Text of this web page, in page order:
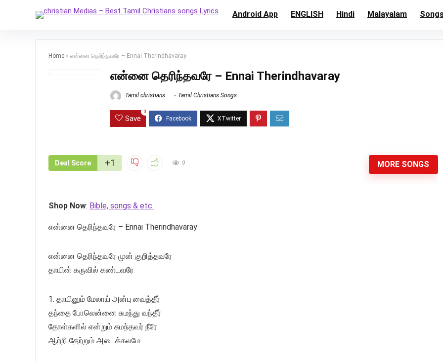
Android App ENGLISH Hindi Malayalam
Home » என்னை தெரிந்தவரே – Ennai Therindhavaray
என்னை தெரிந்தவரே – Ennai Therindhavaray
Tamil christians Tamil Christians Songs
Save
0
Deal Score +1 9 MORE SONGS
Shop Now: Bible, songs & etc
என்னை தெரிந்தவரே – Ennai Therindhavaray
என்னை தெரிந்தவரே முன் குறித்தவரே
தாயின் கருவில் கண்டவரே
1. தாயினும் மேலாய் அன்பு வைத்தீர்
தந்தை போலென்னை சுமந்து வந்தீர்
தோள்களில் என்றும் சுமந்தவர் நீரே
ஆற்றி தேற்றும் அடைக்கலமே